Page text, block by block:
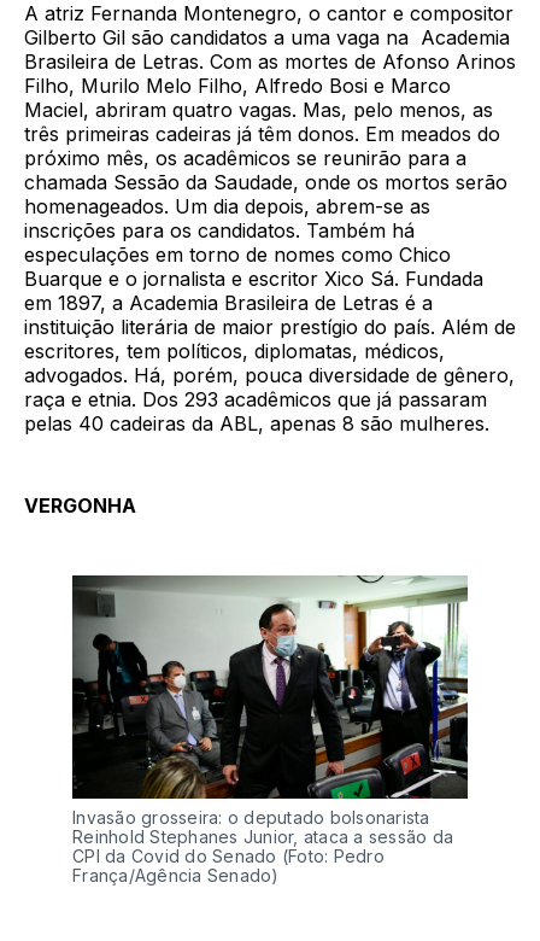
A atriz Fernanda Montenegro, o cantor e compositor
Gilberto Gil são candidatos a uma vaga na Academia
Brasileira de Letras. Com as mortes de Afonso Arinos
Filho, Murilo Melo Filho, Alfredo Bosi e Marco
Maciel, abriram quatro vagas. Mas, pelo menos, as
três primeiras cadeiras já têm donos. Em meados do
próximo mês, os acadêmicos se reunirão para a
chamada Sessão da Saudade, onde os mortos serão
homenageados. Um dia depois, abrem-se as
inscrições para os candidatos. Também há
especulações em torno de nomes como Chico
Buarque e o jornalista e escritor Xico Sá. Fundada
em 1897, a Academia Brasileira de Letras é a
instituição literária de maior prestígio do país. Além de
escritores, tem políticos, diplomatas, médicos,
advogados. Há, porém, pouca diversidade de gênero,
raça e etnia. Dos 293 acadêmicos que já passaram
pelas 40 cadeiras da ABL, apenas 8 são mulheres.
VERGONHA
Invasão grosseira: o deputado bolsonarista
Reinhold Stephanes Junior, ataca a sessão da
CPI da Covid do Senado (Foto: Pedro
França/Agência Senado)